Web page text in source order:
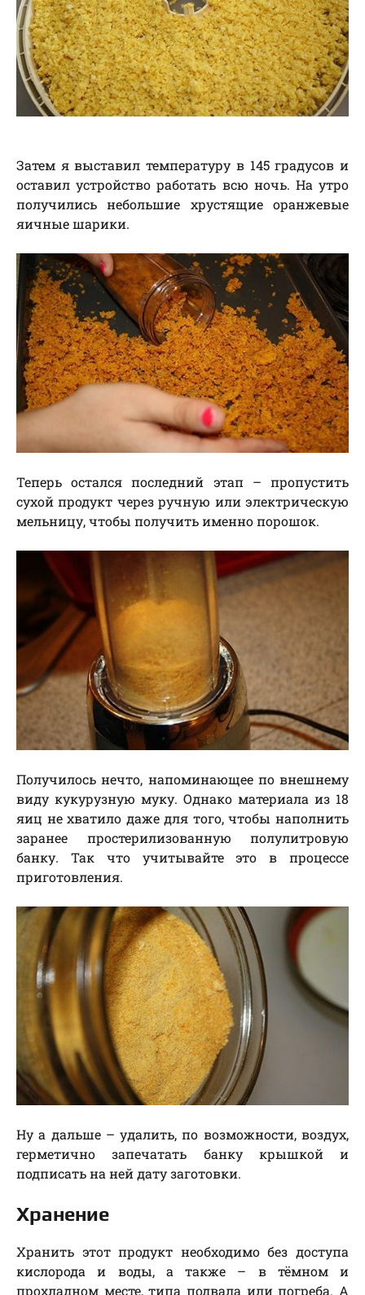
Затем я выставил температуру в 145 градусов и
оставил устройство работать всю ночь. На утро
получились небольшие хрустящие оранжевые
яичные шарики.
Теперь остался последний этап – пропустить
сухой продукт через ручную или электрическую
мельницу, чтобы получить именно порошок.
Получилось нечто, напоминающее по внешнему
виду кукурузную муку. Однако материала из 18
яиц не хватило даже для того, чтобы наполнить
заранее простерилизованную полулитровую
банку. Так что учитывайте это в процессе
приготовления.
Ну а дальше – удалить, по возможности, воздух,
герметично запечатать банку крышкой и
подписать на ней дату заготовки.
Хранение
Хранить этот продукт необходимо без доступа
кислорода и воды, а также – в тёмном и
прохладном месте, типа подвала или погреба. А